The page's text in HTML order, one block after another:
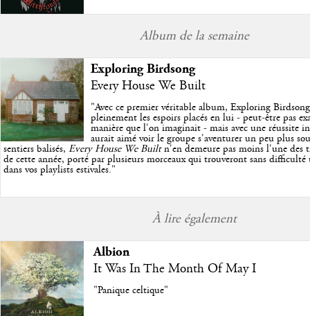
Album de la semaine
Exploring Birdsong
Every House We Built
"Avec ce premier véritable album, Exploring
pleinement les espoirs placés en lui - peut-être pas
manière que l'on imaginait - mais avec une réussite
aurait aimé voir le groupe s'aventurer un peu plus
sentiers balisés, Every House We Builtn'en demeure pas moins l'une des
de cette année, porté par plusieurs morceaux qui trouveront sans difficulté
dans vos playlists estivales."
À lire également
Albion
It Was In The Month Of May I
"Panique celtique"